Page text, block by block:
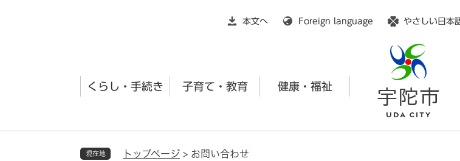
本文へ
Foreign language やさしい日本
くらし・手続き 子育て・教育 健康・福祉
現在地 トップページ > お問い合わせ